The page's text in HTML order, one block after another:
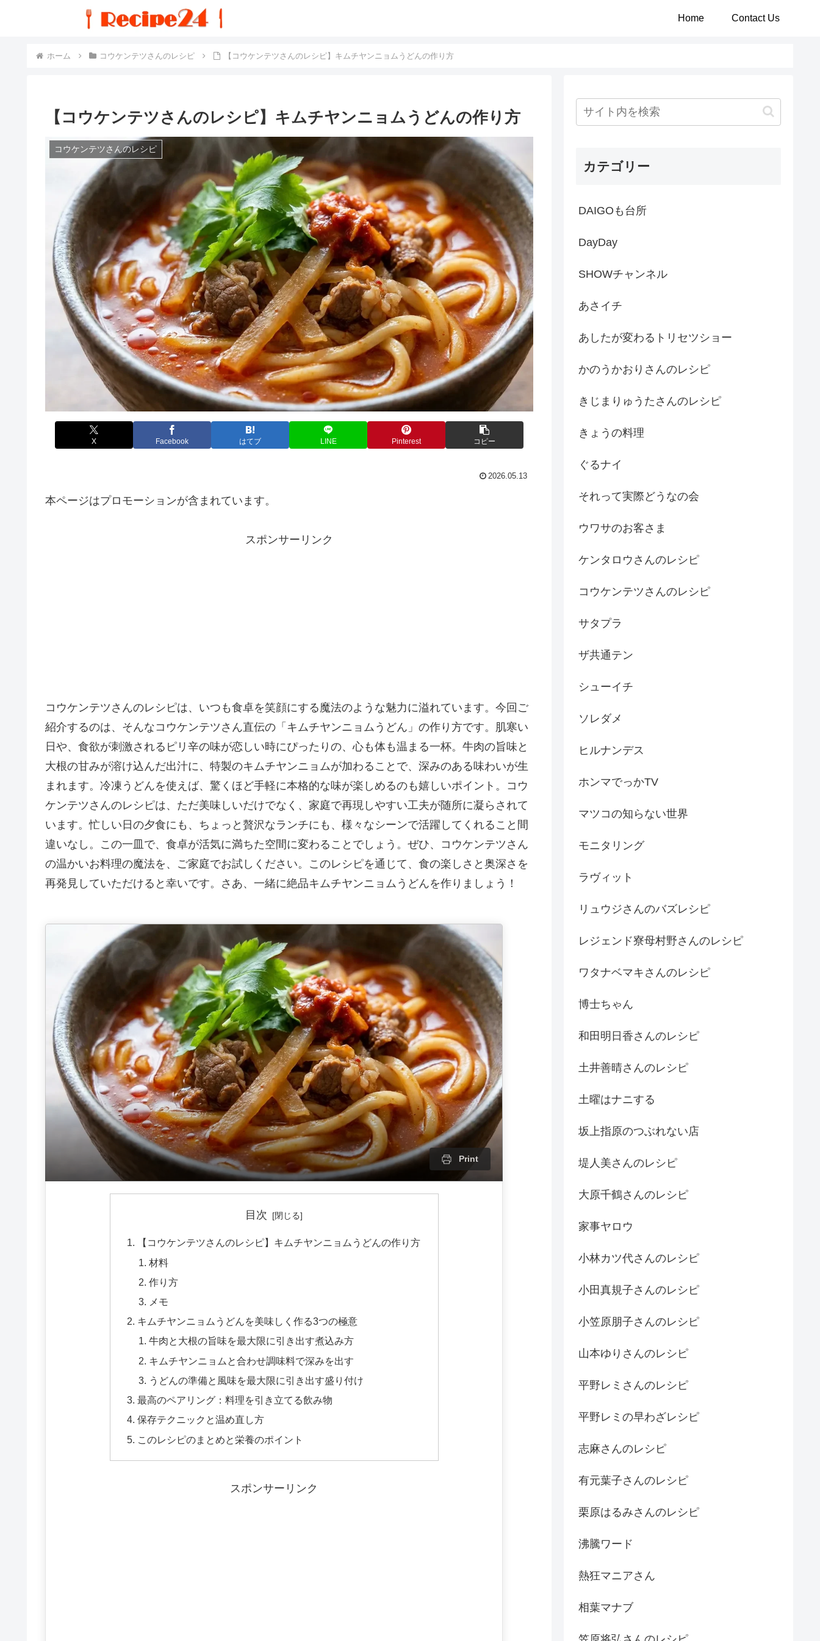
Home Contact Us
ホーム コウケンテツさんのレシピ 【コウケンテツさんのレシピ】キムチヤンニョムうどんの作り方
【コウケンテツさんのレシピ】キムチヤンニョムうどんの作り方
コウケンテツさんのレシピ
X Facebook はてブ LINE Pinterest コピー
2026.05.13
本ページはプロモーションが含まれています。
スポンサーリンク
コウケンテツさんのレシピは、いつも食卓を笑顔にする魔法のような魅力に溢れています。今回ご
紹介するのは、そんなコウケンテツさん直伝の「キムチヤンニョムうどん」の作り方です。肌寒い
日や、食欲が刺激されるピリ辛の味が恋しい時にぴったりの、心も体も温まる一杯。牛肉の旨味と
大根の甘みが溶け込んだ出汁に、特製のキムチヤンニョムが加わることで、深みのある味わいが生
まれます。冷凍うどんを使えば、驚くほど手軽に本格的な味が楽しめるのも嬉しいポイント。コウ
ケンテツさんのレシピは、ただ美味しいだけでなく、家庭で再現しやすい工夫が随所に凝らされて
います。忙しい日の夕食にも、ちょっと贅沢なランチにも、様々なシーンで活躍してくれること間
違いなし。この一皿で、食卓が活気に満ちた空間に変わることでしょう。ぜひ、コウケンテツさん
の温かいお料理の魔法を、ご家庭でお試しください。このレシピを通じて、食の楽しさと奥深さを
再発見していただけると幸いです。さあ、一緒に絶品キムチヤンニョムうどんを作りましょう！
Print
目次
【コウケンテツさんのレシピ】キムチヤンニョムうどんの作り方
材料
作り方
メモ
キムチヤンニョムうどんを美味しく作る3つの極意
牛肉と大根の旨味を最大限に引き出す煮込み方
キムチヤンニョムと合わせ調味料で深みを出す
うどんの準備と風味を最大限に引き出す盛り付け
最高のペアリング：料理を引き立てる飲み物
保存テクニックと温め直し方
このレシピのまとめと栄養のポイント
スポンサーリンク
カテゴリー
DAIGOも台所
DayDay
SHOWチャンネル
あさイチ
あしたが変わるトリセツショー
かのうかおりさんのレシピ
きじまりゅうたさんのレシピ
きょうの料理
ぐるナイ
それって実際どうなの会
ウワサのお客さま
ケンタロウさんのレシピ
コウケンテツさんのレシピ
サタプラ
ザ共通テン
シューイチ
ソレダメ
ヒルナンデス
ホンマでっかTV
マツコの知らない世界
モニタリング
ラヴィット
リュウジさんのバズレシピ
レジェンド寮母村野さんのレシピ
ワタナベマキさんのレシピ
博士ちゃん
和田明日香さんのレシピ
土井善晴さんのレシピ
土曜はナニする
坂上指原のつぶれない店
堤人美さんのレシピ
大原千鶴さんのレシピ
家事ヤロウ
小林カツ代さんのレシピ
小田真規子さんのレシピ
小笠原朋子さんのレシピ
山本ゆりさんのレシピ
平野レミさんのレシピ
平野レミの早わざレシピ
志麻さんのレシピ
有元葉子さんのレシピ
栗原はるみさんのレシピ
沸騰ワード
熱狂マニアさん
相葉マナブ